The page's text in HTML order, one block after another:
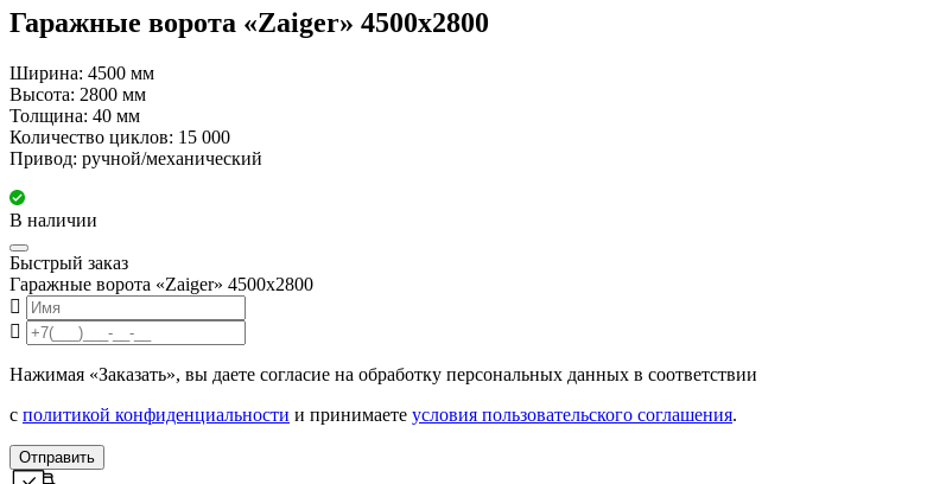
Гаражные ворота «Zaiger» 4500x2800
Ширина: 4500 мм
Высота: 2800 мм
Толщина: 40 мм
Количество циклов: 15 000
Привод: ручной/механический
В наличии
Быстрый заказ
Гаражные ворота «Zaiger» 4500x2800
Нажимая «Заказать», вы даете согласие на обработку персональных данных в соответствии
с политикой конфиденциальности и принимаете условия пользовательского соглашения.
Отправить